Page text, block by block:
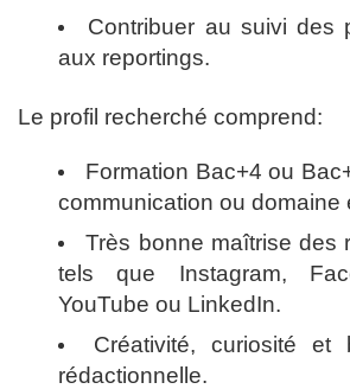
Contribuer au suivi des
aux reportings.
Le profil recherché comprend:
Formation Bac+4 ou
communication ou domaine
Très bonne maîtrise des
tels que Instagram,
YouTube ou LinkedIn.
Créativité, curiosité et
rédactionnelle.